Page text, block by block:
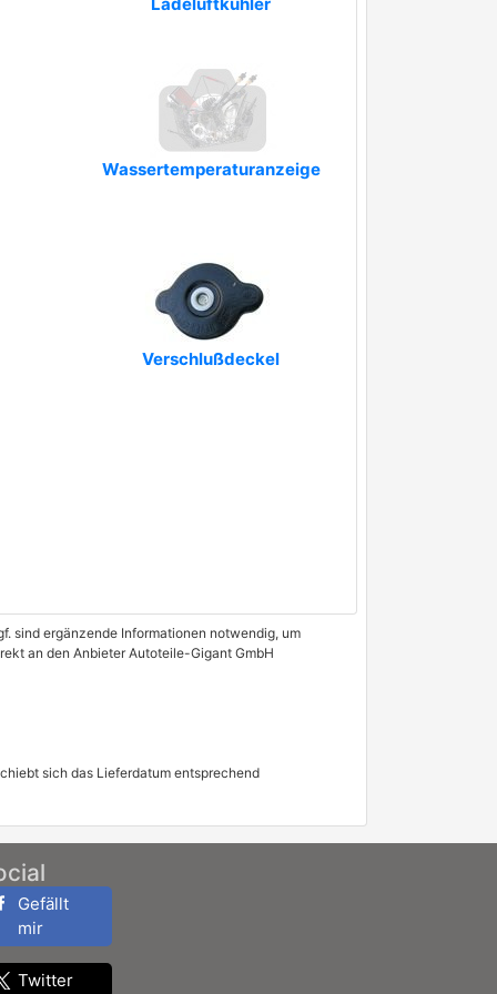
Wassertemperaturanzeige
Verschlußdeckel
sind ergänzende Informationen notwendig, um
an den Anbieter Autoteile-Gigant GmbH
sich das Lieferdatum entsprechend
Gefällt
mir
Twitter